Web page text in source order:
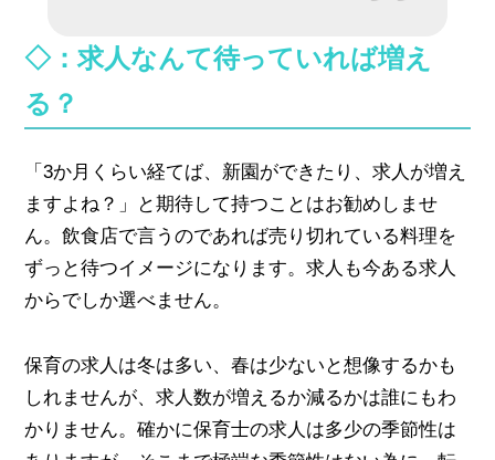
◇：求人なんて待っていれば増え
る？
「3か月くらい経てば、新園ができたり、求人が増え
ますよね？」と期待して持つことはお勧めしませ
ん。飲食店で言うのであれば売り切れている料理を
ずっと待つイメージになります。求人も今ある求人
からでしか選べません。
保育の求人は冬は多い、春は少ないと想像するかも
しれませんが、求人数が増えるか減るかは誰にもわ
かりません。確かに保育士の求人は多少の季節性は